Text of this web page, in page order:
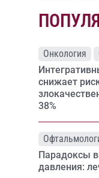
Онкология
снижает
38%
Парадоксы
давления: